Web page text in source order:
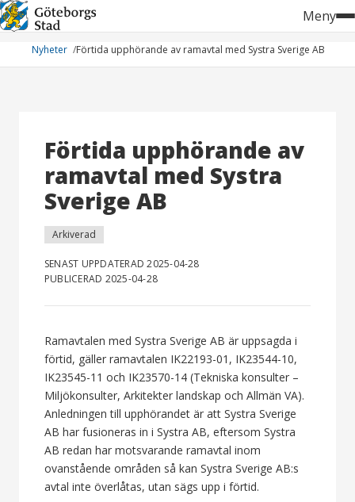
Hoppa
till
innehåll
Meny
Nyheter Förtida upphörande av ramavtal med Systra Sverige AB
Förtida upphörande av
ramavtal med Systra
Sverige AB
Arkiverad
SENAST UPPDATERAD 2025-04-28
PUBLICERAD 2025-04-28
Ramavtalen med Systra Sverige AB är uppsagda i
förtid, gäller ramavtalen IK22193-01, IK23544-10,
IK23545-11 och IK23570-14 (Tekniska konsulter –
Miljökonsulter, Arkitekter landskap och Allmän VA).
Anledningen till upphörandet är att Systra Sverige
AB har fusioneras in i Systra AB, eftersom Systra
AB redan har motsvarande ramavtal inom
ovanstående områden så kan Systra Sverige AB:s
avtal inte överlåtas, utan sägs upp i förtid.